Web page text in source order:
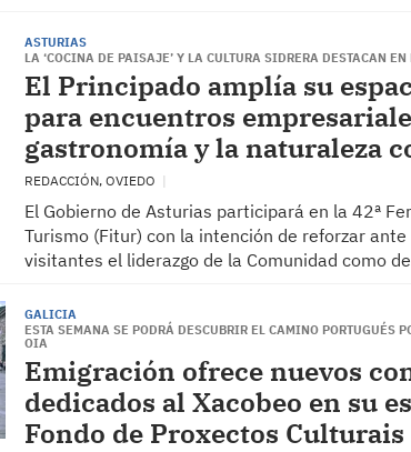
ASTURIAS
LA ‘COCINA DE PAISAJE’ Y LA CULTURA SIDRERA DESTACAN
El Principado amplía su
para encuentros
gastronomía y la naturaleza
REDACCIÓN, OVIEDO
El Gobierno de Asturias participará en la 42ª
Turismo (Fitur) con la intención de reforzar
visitantes el liderazgo de la Comunidad como
GALICIA
ESTA SEMANA SE PODRÁ DESCUBRIR EL CAMINO PORTUGUÉS
OIA
Emigración ofrece nuevos
dedicados al Xacobeo en su
Fondo de Proxectos Culturais